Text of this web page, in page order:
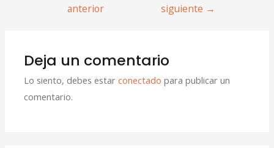
anterior
siguiente →
Deja un comentario
Lo siento, debes estarconectado para publicar un
comentario.